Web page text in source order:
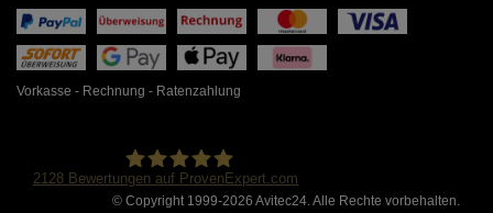
Vorkasse - Rechnung - Ratenzahlung
2128 Bewertungen auf ProvenExpert.com
© Copyright 1999-2026 Avitec24. Alle Rechte vorbehalten.